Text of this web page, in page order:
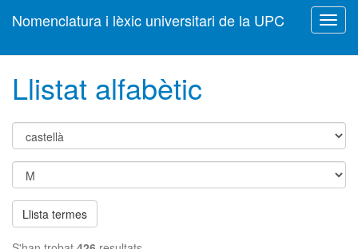
Nomenclatura i lèxic universitari de la UPC
Llistat alfabètic
Llista termes